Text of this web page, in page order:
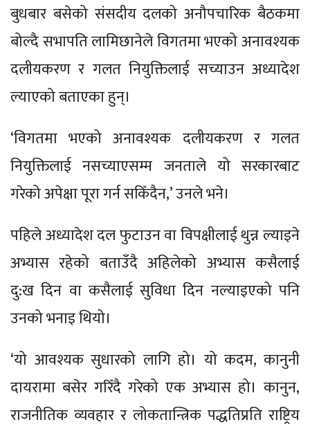
बुधबार बसेको संसदीय दलको अनौपचारिक बैठकमा
बोल्दै सभापति लामिछानेले विगतमा भएको अनावश्यक
दलीयकरण र गलत नियुक्तिलाई सच्याउन अध्यादेश
ल्याएको बताएका हुन्।
‘विगतमा भएको अनावश्यक दलीयकरण र गलत
नियुक्तिलाई नसच्याएसम्म जनताले यो सरकारबाट
गरेको अपेक्षा पूरा गर्न सकिँदैन,’ उनले भने।
पहिले अध्यादेश दल फुटाउन वा विपक्षीलाई थुन्न ल्याइने
अभ्यास रहेको बताउँदै अहिलेको अभ्यास कसैलाई
दु:ख दिन वा कसैलाई सुविधा दिन नल्याइएको पनि
उनको भनाइ थियो।
‘यो आवश्यक सुधारको लागि हो। यो कदम, कानुनी
दायरामा बसेर गरिँदै गरेको एक अभ्यास हो। कानुन,
राजनीतिक व्यवहार र लोकतान्त्रिक पद्धतिप्रति राष्ट्रिय